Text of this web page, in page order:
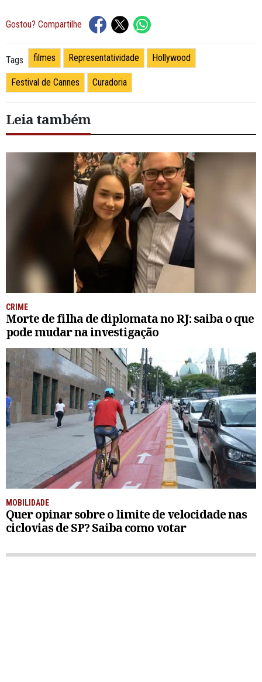
Gostou? Compartilhe
Tags filmes Representatividade Hollywood
Festival de Cannes Curadoria
Leia também
CRIME
Morte de filha de diplomata no RJ: saiba o que
pode mudar na investigação
MOBILIDADE
Quer opinar sobre o limite de velocidade nas
ciclovias de SP? Saiba como votar